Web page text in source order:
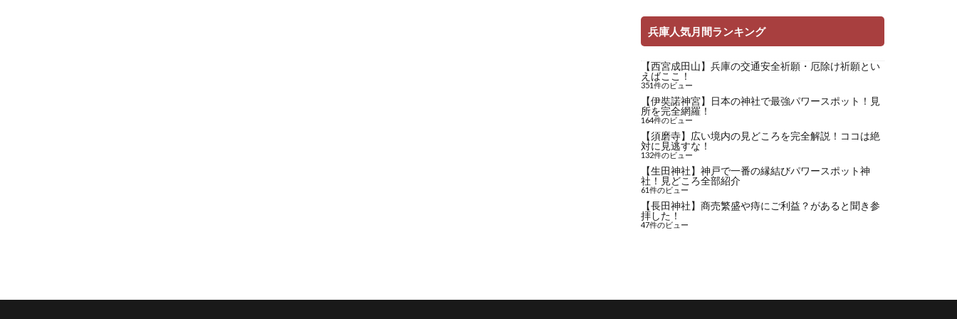
兵庫人気月間ランキング
【西宮成田山】兵庫の交通安全祈願・厄除け祈願とい
えばここ！
351件のビュー
【伊奘諾神宮】日本の神社で最強パワースポット！見
所を完全網羅！
164件のビュー
【須磨寺】広い境内の見どころを完全解説！ココは絶
対に見逃すな！
132件のビュー
【生田神社】神戸で一番の縁結びパワースポット神
社！見どころ全部紹介
61件のビュー
【長田神社】商売繁盛や痔にご利益？があると聞き参
拝した！
47件のビュー